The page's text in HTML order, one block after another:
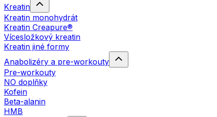
Kreatin
Kreatin monohydrát
Kreatin Creapure®
Vícesložkový kreatin
Kreatin jiné formy
Anabolizéry a pre-workouty
Pre-workouty
NO doplňky
Kofein
Beta-alanin
HMB